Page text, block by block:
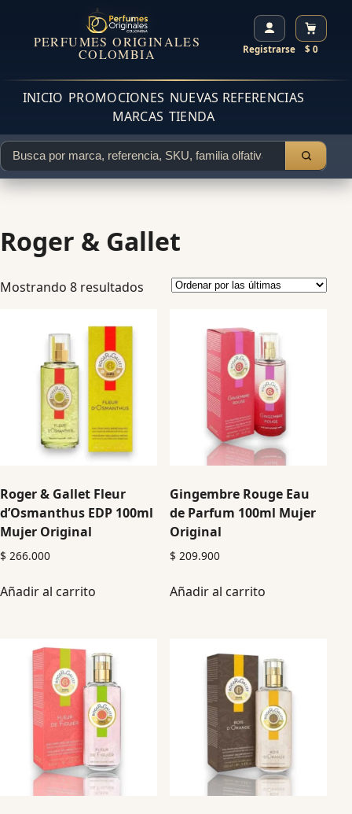
PERFUMES ORIGINALES
COLOMBIA Registrarse $ 0
INICIO PROMOCIONES NUEVAS REFERENCIAS
MARCAS TIENDA
Roger & Gallet
Mostrando 8 resultados
Roger & Gallet Fleur
d’Osmanthus EDP 100ml
Mujer Original
$ 266.000
Añadir al carrito
Gingembre Rouge Eau
de Parfum 100ml Mujer
Original
$ 209.900
Añadir al carrito